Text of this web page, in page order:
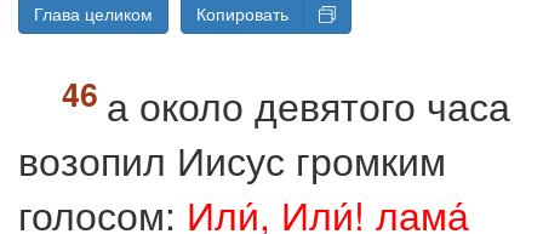
Глава целиком Копировать
а около девятого часа
возопил Иисус громким
голосом: Или́, Или́! лама́